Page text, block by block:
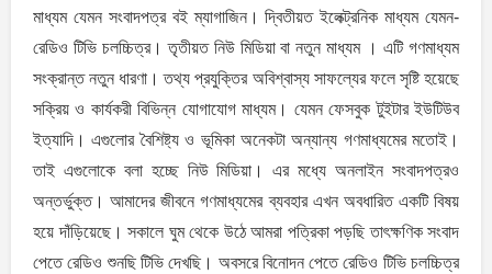
মাধ্যম যেমন সংবাদপত্র বই ম্যাগাজিন। দ্বিতীয়ত ইলেক্ট্রনিক মাধ্যম যেমন-
রেডিও টিভি চলচ্চিত্র। তৃতীয়ত নিউ মিডিয়া বা নতুন মাধ্যম । এটি গণমাধ্যম
সংক্রান্ত নতুন ধারণা। তথ্য প্রযুক্তির অবিশ্বাস্য সাফল্যের ফলে সৃষ্টি হয়েছে
সক্রিয় ও কার্যকরী বিভিন্ন যোগাযোগ মাধ্যম। যেমন ফেসবুক টুইটার ইউটিউব
ইত্যাদি। এগুলোর বৈশিষ্ট্য ও ভূমিকা অনেকটা অন্যান্য গণমাধ্যমের মতোই।
তাই এগুলোকে বলা হচ্ছে নিউ মিডিয়া। এর মধ্যে অনলাইন সংবাদপত্রও
অন্তর্ভুক্ত। আমাদের জীবনে গণমাধ্যমের ব্যবহার এখন অবধারিত একটি বিষয়
হয়ে দাঁড়িয়েছে। সকালে ঘুম থেকে উঠে আমরা পত্রিকা পড়ছি তাৎক্ষণিক সংবাদ
পেতে রেডিও শুনছি টিভি দেখছি। অবসরে বিনোদন পেতে রেডিও টিভি চলচ্চিত্র